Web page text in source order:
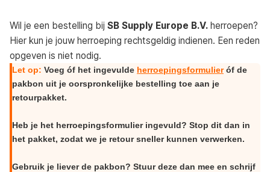
Wil je een bestelling bij SB Supply Europe B.V. herroepen?
Hier kun je jouw herroeping rechtsgeldig indienen. Een reden
opgeven is niet nodig.
Let op: Voeg óf het ingevulde herroepingsformulieróf de
pakbon uit je oorspronkelijke bestelling toe aan je
retourpakket.
Heb je het herroepingsformulier ingevuld? Stop dit dan in
het pakket, zodat we je retour sneller kunnen verwerken.
Gebruik je liever de pakbon? Stuur deze dan mee en schrijf